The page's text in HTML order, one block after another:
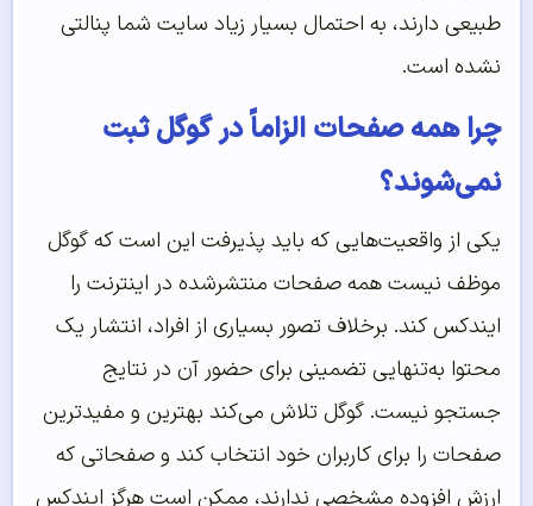
طبیعی دارند، به احتمال بسیار زیاد سایت شما پنالتی
نشده است.
چرا همه صفحات الزاماً در گوگل ثبت
نمی‌شوند؟
یکی از واقعیت‌هایی که باید پذیرفت این است که گوگل
موظف نیست همه صفحات منتشرشده در اینترنت را
ایندکس کند. برخلاف تصور بسیاری از افراد، انتشار یک
محتوا به‌تنهایی تضمینی برای حضور آن در نتایج
جستجو نیست. گوگل تلاش می‌کند بهترین و مفیدترین
صفحات را برای کاربران خود انتخاب کند و صفحاتی که
ارزش افزوده مشخصی ندارند، ممکن است هرگز ایندکس